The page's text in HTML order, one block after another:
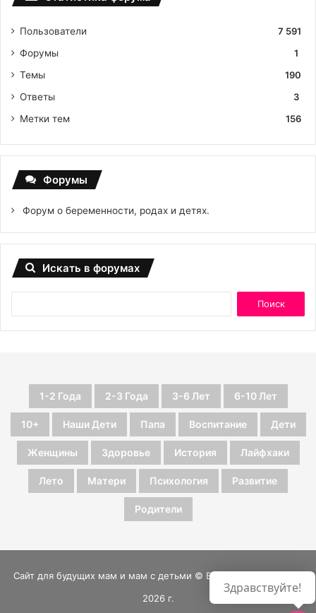
Пользователи
7 591
Форумы
1
Темы
190
Ответы
3
Метки тем
156
Форумы
Форум о беременности, родах и детях.
Искать в форумах
1-2 Года 2-3 Года 3-6 Лет 6-10 Лет
10+ Наши Дети Папа Воспитание Дети
Женщины Здоровье История Лайфхаки
Лето Матери Психология Развитие
Родители
Сайт для будущих мам и мам с детьми © Все права защищены
2026 г.
Здравствуйте!